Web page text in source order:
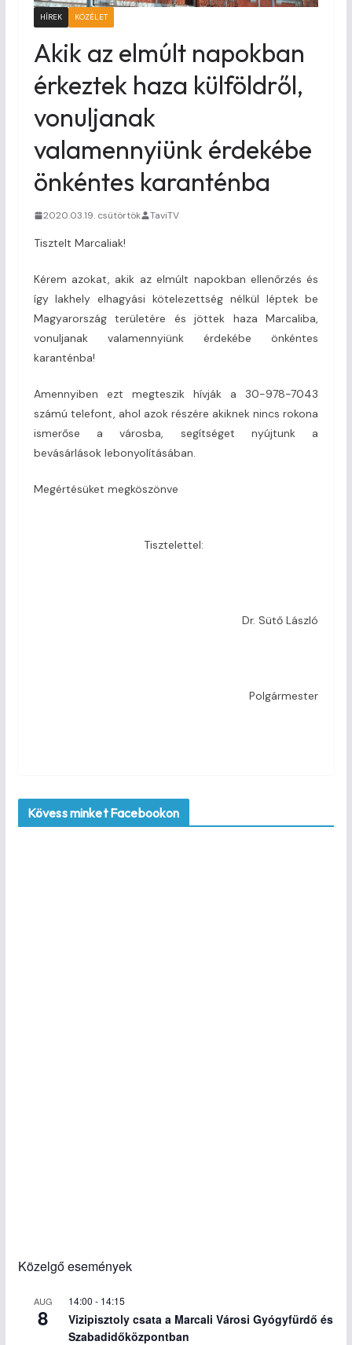
HÍREK KÖZÉLET
Akik az elmúlt napokban
érkeztek haza külföldről,
vonuljanak
valamennyiünk érdekébe
önkéntes karanténba
2020.03.19. csütörtök TaviTV
Tisztelt Marcaliak!
Kérem azokat, akik az elmúlt napokban ellenőrzés és
így lakhely elhagyási kötelezettség nélkül léptek be
Magyarország területére és jöttek haza Marcaliba,
vonuljanak valamennyiünk érdekébe önkéntes
karanténba!
Amennyiben ezt megteszik hívják a 30-978-7043
számú telefont, ahol azok részére akiknek nincs rokona
ismerőse a városba, segítséget nyújtunk a
bevásárlások lebonyolításában.
Megértésüket megköszönve
Tisztelettel:
Dr. Sütő László
Polgármester
Kövess minket Facebookon
Közelgő események
AUG
8
14:00 - 14:15
Vizipisztoly csata a Marcali Városi Gyógyfürdő és
Szabadidőközpontban